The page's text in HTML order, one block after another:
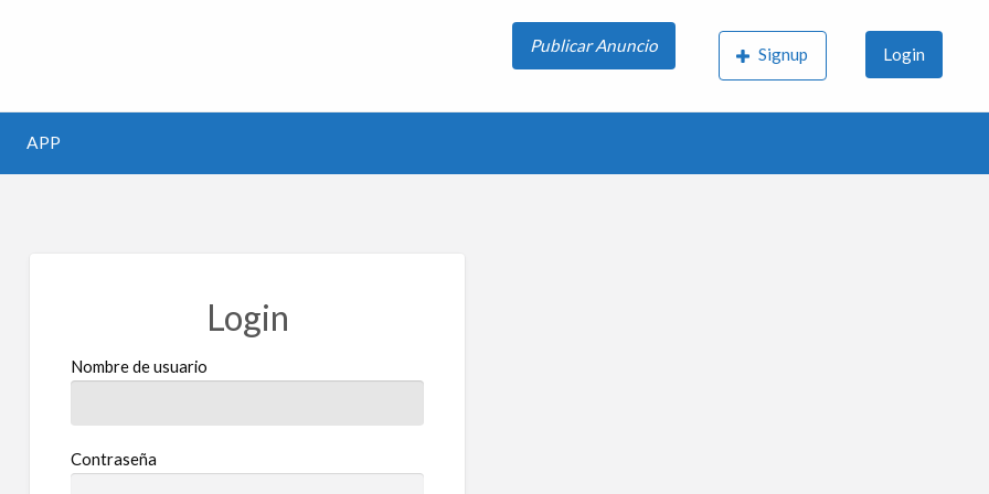
Publicar Anuncio Signup Login
APP
Login
Nombre de usuario
Contraseña